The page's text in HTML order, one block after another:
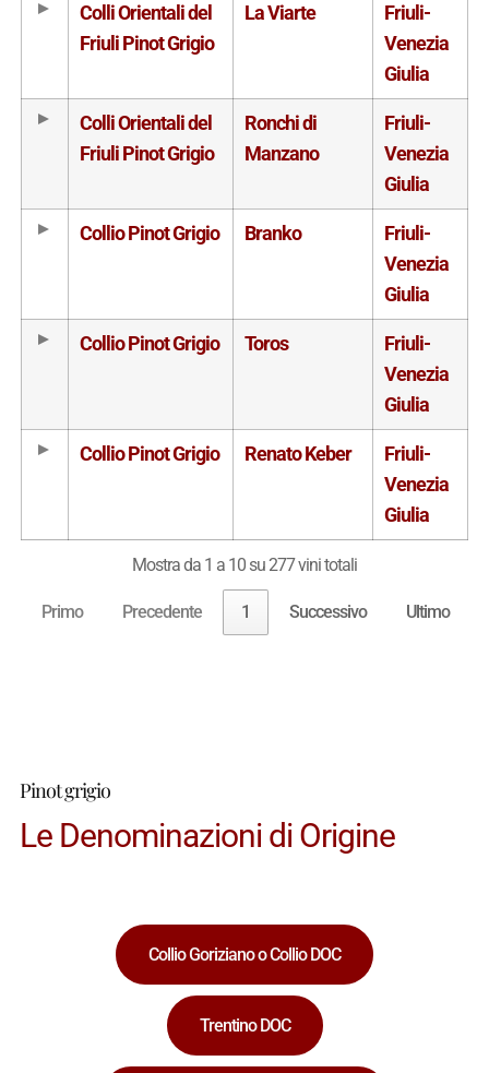
Colli Orientali del
Friuli Pinot Grigio
La Viarte
Friuli-
Venezia
Giulia
Colli Orientali del
Friuli Pinot Grigio
Ronchi di
Manzano
Friuli-
Venezia
Giulia
Collio Pinot Grigio Branko
Friuli-
Venezia
Giulia
Collio Pinot Grigio Toros
Friuli-
Venezia
Giulia
Collio Pinot Grigio Renato Keber
Friuli-
Venezia
Giulia
Mostra da 1 a 10 su 277 vini totali
Primo Precedente 1 Successivo Ultimo
Pinot grigio
Le Denominazioni di Origine
Collio Goriziano o Collio DOC
Trentino DOC